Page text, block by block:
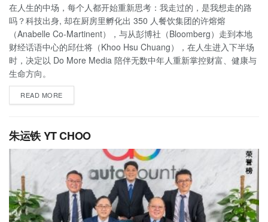
在人生的中场，每个人都开始重新思考：我走过的，是我想走的路
吗？科技出身, 却在厨房里孵化出 350 人餐饮集团的许熔熔
（Anabelle Co-Martinent），与从彭博社（Bloomberg）走到本地
财经话语中心的邱仕将（Khoo Hsu Chuang），在人生进入下半场
时，决定以 Do More Media 陪伴无数中年人重新掌控财富、健康与
生命方向。
READ MORE
朱运铁 YT CHOO